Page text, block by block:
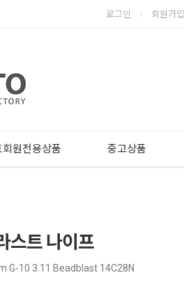
로그인 회원가입
회원전용상품 중고상품
스트 나이프
G-10 3.11 Beadblast 14C28N